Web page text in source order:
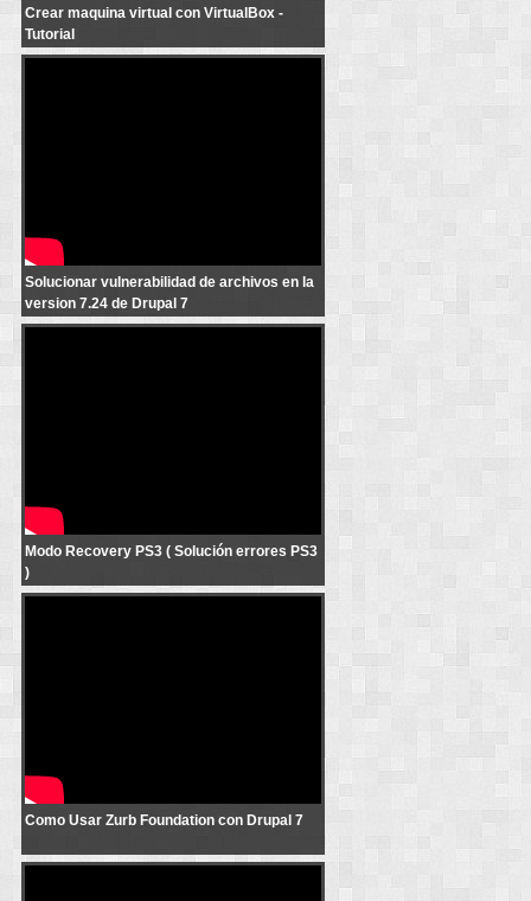
Crear maquina virtual con VirtualBox -
Tutorial
Drupal 7: Solucionar vulnerabilidad de archivos en la version 7.24 de
Solucionar vulnerabilidad de archivos en la
version 7.24 de Drupal 7
Modo Recovery PS3 ( Solución errores PS3
)
Como Usar Zurb Foundation con Drupal 7